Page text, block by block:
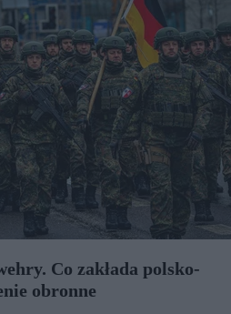
Co zakłada polsko-
obronne